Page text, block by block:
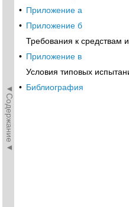
◄Содержание◄
• Приложение а
• Приложение б
Требования к средствам
• Приложение в
Условия типовых
• Библиография